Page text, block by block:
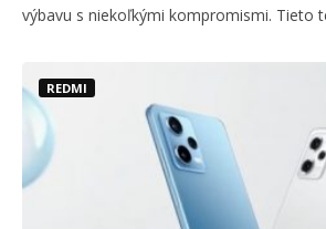
výbavu s niekoľkými kompromismi. Tieto
REDMI